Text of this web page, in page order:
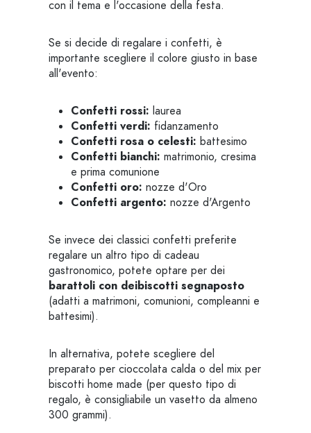
con il tema e l'occasione della festa.
Se si decide di regalare i confetti, è
importante scegliere il colore giusto in base
all'evento:
Confetti rossi: laurea
Confetti verdi: fidanzamento
Confetti rosa o celesti: battesimo
Confetti bianchi: matrimonio, cresima
e prima comunione
Confetti oro: nozze d'Oro
Confetti argento: nozze d'Argento
Se invece dei classici confetti preferite
regalare un altro tipo di cadeau
gastronomico, potete optare per dei
barattoli con deibiscotti segnaposto
(adatti a matrimoni, comunioni, compleanni e
battesimi).
In alternativa, potete scegliere del
preparato per cioccolata calda o del mix per
biscotti home made (per questo tipo di
regalo, è consigliabile un vasetto da almeno
300 grammi).